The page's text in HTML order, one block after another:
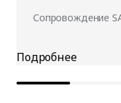
Сопровождение